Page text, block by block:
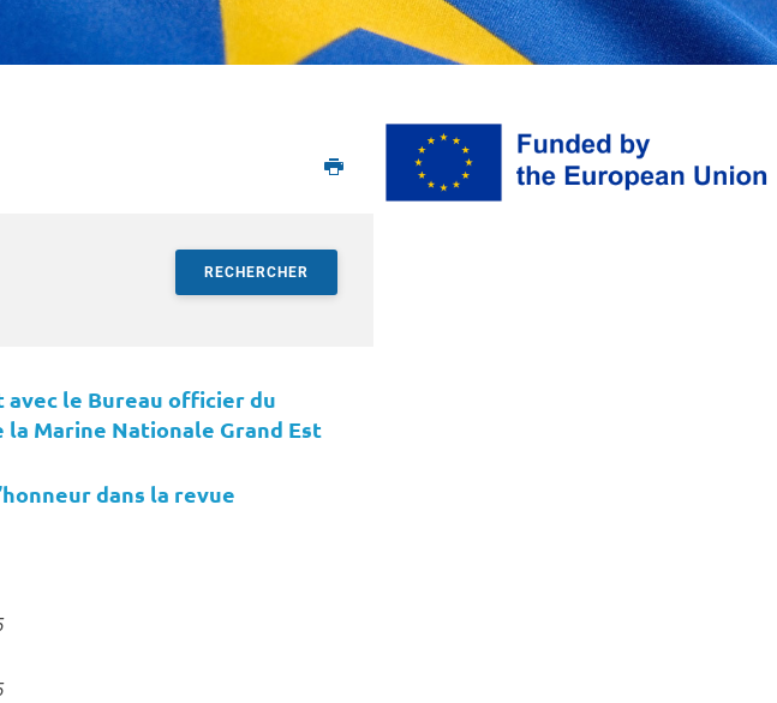
RECHERCHER
le Bureau officier du
Marine Nationale Grand Est
dans la revue